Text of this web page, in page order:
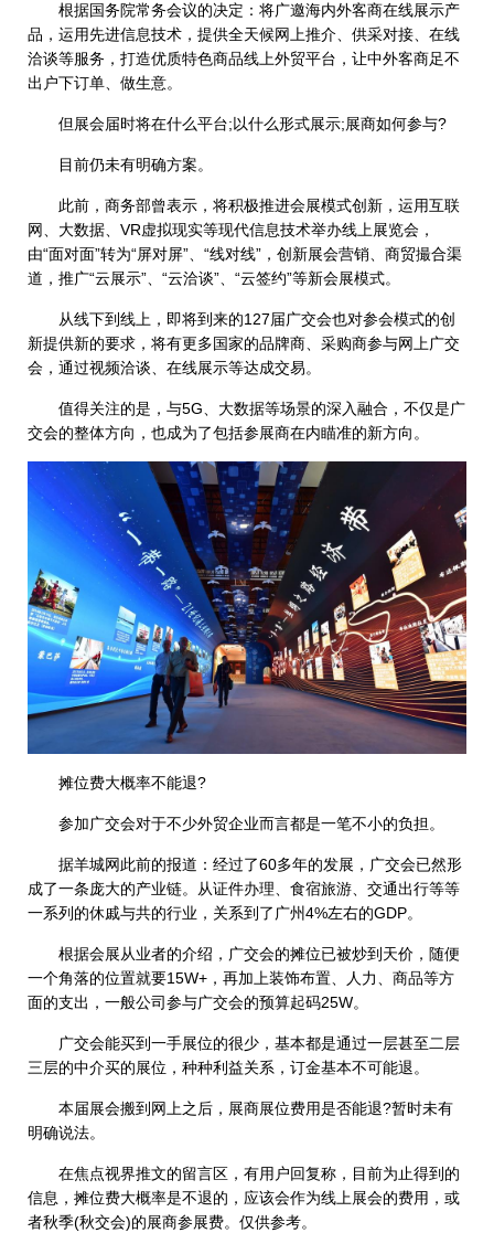
根据国务院常务会议的决定：将广邀海内外客商在线展示产
品，运用先进信息技术，提供全天候网上推介、供采对接、在线
洽谈等服务，打造优质特色商品线上外贸平台，让中外客商足不
出户下订单、做生意。
但展会届时将在什么平台;以什么形式展示;展商如何参与?
目前仍未有明确方案。
此前，商务部曾表示，将积极推进会展模式创新，运用互联
网、大数据、VR虚拟现实等现代信息技术举办线上展览会，
由“面对面”转为“屏对屏”、“线对线”，创新展会营销、商贸撮合渠
道，推广“云展示”、“云洽谈”、“云签约”等新会展模式。
从线下到线上，即将到来的127届广交会也对参会模式的创
新提供新的要求，将有更多国家的品牌商、采购商参与网上广交
会，通过视频洽谈、在线展示等达成交易。
值得关注的是，与5G、大数据等场景的深入融合，不仅是广
交会的整体方向，也成为了包括参展商在内瞄准的新方向。
摊位费大概率不能退?
参加广交会对于不少外贸企业而言都是一笔不小的负担。
据羊城网此前的报道：经过了60多年的发展，广交会已然形
成了一条庞大的产业链。从证件办理、食宿旅游、交通出行等等
一系列的休戚与共的行业，关系到了广州4%左右的GDP。
根据会展从业者的介绍，广交会的摊位已被炒到天价，随便
一个角落的位置就要15W+，再加上装饰布置、人力、商品等方
面的支出，一般公司参与广交会的预算起码25W。
广交会能买到一手展位的很少，基本都是通过一层甚至二层
三层的中介买的展位，种种利益关系，订金基本不可能退。
本届展会搬到网上之后，展商展位费用是否能退?暂时未有
明确说法。
在焦点视界推文的留言区，有用户回复称，目前为止得到的
信息，摊位费大概率是不退的，应该会作为线上展会的费用，或
者秋季(秋交会)的展商参展费。仅供参考。